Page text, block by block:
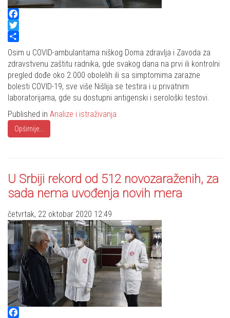
Facebook
Twitter
Share
Osim u COVID-ambulantama niškog Doma zdravlja i Zavoda za
zdravstvenu zaštitu radnika, gde svakog dana na prvi ili kontrolni
pregled dođe oko 2.000 obolelih ili sa simptomima zarazne
bolesti COVID-19, sve više Nišlija se testira i u privatnim
laboratorijama, gde su dostupni antigenski i serološki testovi.
Published in Analize i istraživanja
Opširnije...
U Srbiji rekord od 512 novozaraženih, za
sada nema uvođenja novih mera
četvrtak, 22 oktobar 2020 12:49